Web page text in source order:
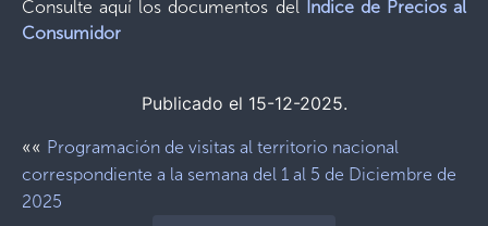
Consulte aquí los documentos del Índice de Precios al
Consumidor
Publicado el 15-12-2025.
«« Programación de visitas al territorio nacional
correspondiente a la semana del 1 al 5 de Diciembre de
2025